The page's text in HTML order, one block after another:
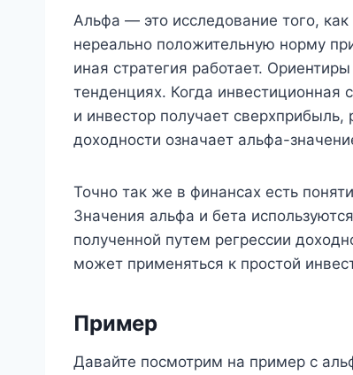
Альфа — это исследование того,
нереально положительную норму
иная стратегия работает.
тенденциях. Когда инвестиционная
и инвестор получает
доходности означает альфа-
Точно так же в финансах есть
Значения альфа и бета
полученной путем регрессии
может применяться к простой
Пример
Давайте посмотрим на пример с